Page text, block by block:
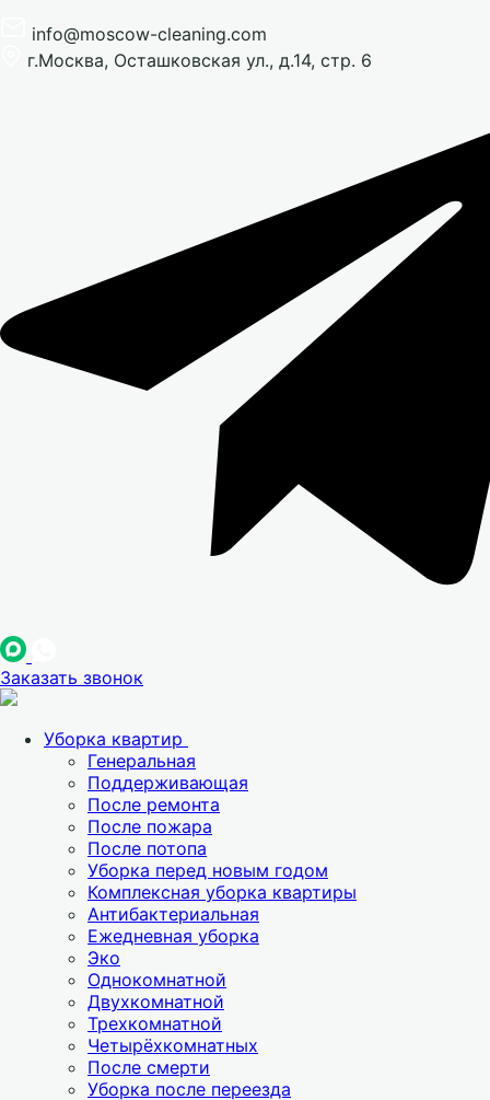
info@moscow-cleaning.com
г.Москва, Осташковская ул., д.14, стр. 6
Заказать звонок
Уборка квартир
Генеральная
Поддерживающая
После ремонта
После пожара
После потопа
Уборка перед новым годом
Комплексная уборка квартиры
Антибактериальная
Ежедневная уборка
Эко
Однокомнатной
Двухкомнатной
Трехкомнатной
Четырёхкомнатных
После смерти
Уборка после переезда